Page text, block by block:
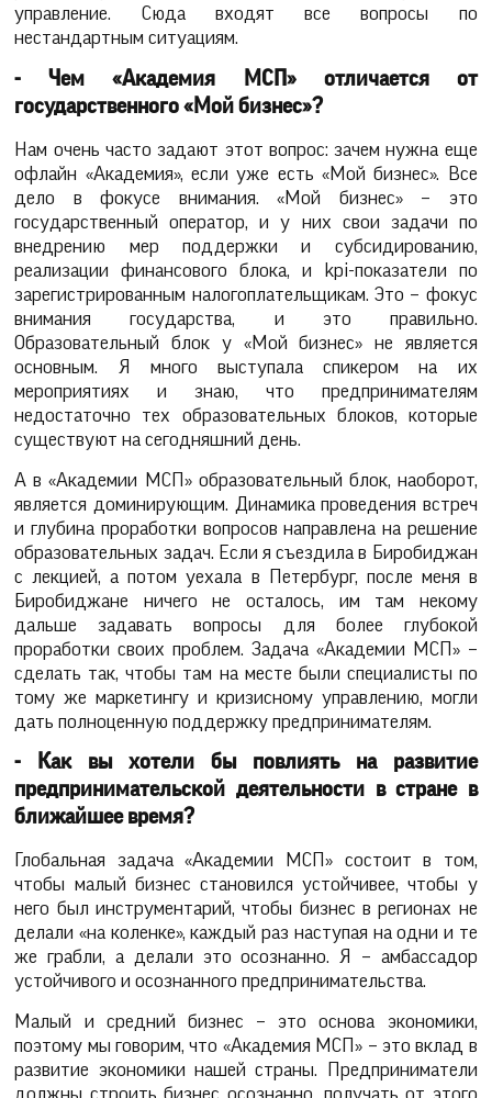
управление. Сюда входят все вопросы по
нестандартным ситуациям.
- Чем «Академия МСП» отличается от
государственного «Мой бизнес»?
Нам очень часто задают этот вопрос: зачем нужна еще
офлайн «Академия», если уже есть «Мой бизнес». Все
дело в фокусе внимания. «Мой бизнес» – это
государственный оператор, и у них свои задачи по
внедрению мер поддержки и субсидированию,
реализации финансового блока, и kpi-показатели по
зарегистрированным налогоплательщикам. Это – фокус
внимания государства, и это правильно.
Образовательный блок у «Мой бизнес» не является
основным. Я много выступала спикером на их
мероприятиях и знаю, что предпринимателям
недостаточно тех образовательных блоков, которые
существуют на сегодняшний день.
А в «Академии МСП» образовательный блок, наоборот,
является доминирующим. Динамика проведения встреч
и глубина проработки вопросов направлена на решение
образовательных задач. Если я съездила в Биробиджан
с лекцией, а потом уехала в Петербург, после меня в
Биробиджане ничего не осталось, им там некому
дальше задавать вопросы для более глубокой
проработки своих проблем. Задача «Академии МСП» –
сделать так, чтобы там на месте были специалисты по
тому же маркетингу и кризисному управлению, могли
дать полноценную поддержку предпринимателям.
- Как вы хотели бы повлиять на развитие
предпринимательской деятельности в стране в
ближайшее время?
Глобальная задача «Академии МСП» состоит в том,
чтобы малый бизнес становился устойчивее, чтобы у
него был инструментарий, чтобы бизнес в регионах не
делали «на коленке», каждый раз наступая на одни и те
же грабли, а делали это осознанно. Я – амбассадор
устойчивого и осознанного предпринимательства.
Малый и средний бизнес – это основа экономики,
поэтому мы говорим, что «Академия МСП» – это вклад в
развитие экономики нашей страны. Предприниматели
должны строить бизнес осознанно, получать от этого